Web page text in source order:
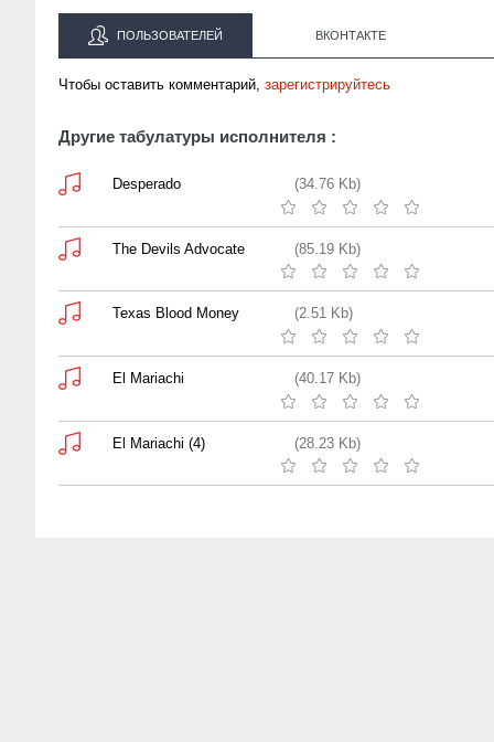
ПОЛЬЗОВАТЕЛЕЙ ВКОНТАКТЕ
Чтобы оставить комментарий, зарегистрируйтесь
Другие табулатуры исполнителя :
Desperado (34.76 Kb)
The Devils Advocate (85.19 Kb)
Texas Blood Money (2.51 Kb)
El Mariachi (40.17 Kb)
El Mariachi (4) (28.23 Kb)